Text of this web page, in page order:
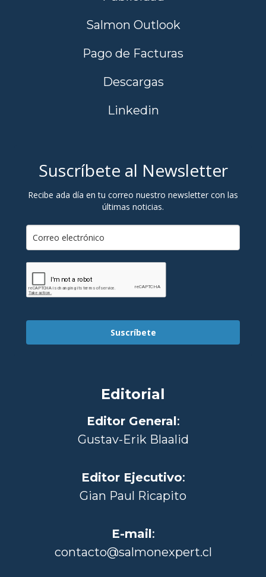
Salmon Outlook
Pago de Facturas
Descargas
Linkedin
Suscríbete al Newsletter
Recibe ada día en tu correo nuestro newsletter con las
últimas noticias.
Suscríbete
Editorial
Editor General:
Gustav-Erik Blaalid
Editor Ejecutivo:
Gian Paul Ricapito
E-mail:
contacto@salmonexpert.cl